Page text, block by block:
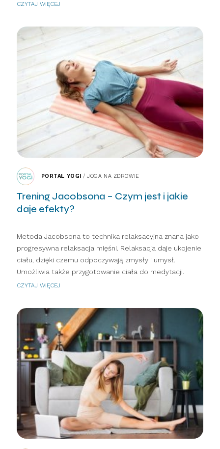
CZYTAJ WIĘCEJ
PORTAL YOGI /JOGA NA ZDROWIE
Trening Jacobsona – Czym jest i jakie
daje efekty?
Metoda Jacobsona to technika relaksacyjna znana jako
progresywna relaksacja mięśni. Relaksacja daje ukojenie
ciału, dzięki czemu odpoczywają zmysły i umysł.
Umożliwia także przygotowanie ciała do medytacji.
CZYTAJ WIĘCEJ